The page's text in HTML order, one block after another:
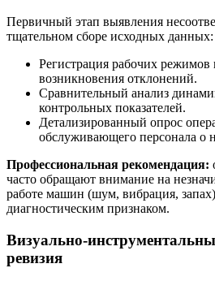
Первичный этап выявления
тщательном сборе исходных данных:
Регистрация рабочих режимов
возникновения отклонений.
Сравнительный анализ
контрольных показателей.
Детализированный опрос
обслуживающего персонала о
Профессиональная рекомендация:
часто обращают внимание на
работе машин (шум, вибрация,
диагностическим признаком.
Визуально-
ревизия